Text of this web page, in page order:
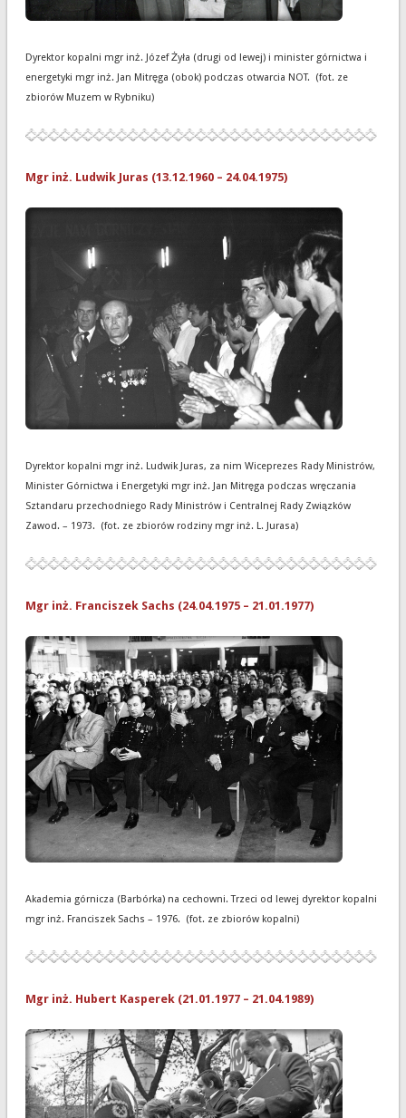
Dyrektor kopalni mgr inż. Józef Żyła (drugi od lewej) i minister górnictwa i
energetyki mgr inż. Jan Mitręga (obok) podczas otwarcia NOT. (fot. ze
zbiorów Muzem w Rybniku)
Mgr inż. Ludwik Juras (13.12.1960 – 24.04.1975)
Dyrektor kopalni mgr inż. Ludwik Juras, za nim Wiceprezes Rady Ministrów,
Minister Górnictwa i Energetyki mgr inż. Jan Mitręga podczas wręczania
Sztandaru przechodniego Rady Ministrów i Centralnej Rady Związków
Zawod. – 1973. (fot. ze zbiorów rodziny mgr inż. L. Jurasa)
Mgr inż. Franciszek Sachs (24.04.1975 – 21.01.1977)
Akademia górnicza (Barbórka) na cechowni. Trzeci od lewej dyrektor kopalni
mgr inż. Franciszek Sachs – 1976. (fot. ze zbiorów kopalni)
Mgr inż. Hubert Kasperek (21.01.1977 – 21.04.1989)